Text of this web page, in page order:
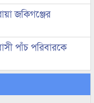
জকিগঞ্জের
পাঁচ পরিবারকে